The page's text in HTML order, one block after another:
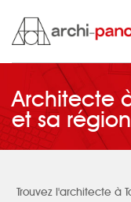
Architecte
et sa région
Trouvez l'architecte à